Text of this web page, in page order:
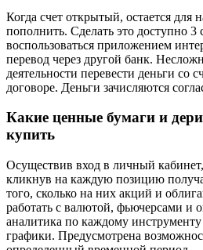
Когда счет открытый, остается для
пополнить. Сделать это доступно
воспользоваться приложением
перевод через другой банк.
деятельности перевести деньги со
договоре. Деньги зачисляются
Какие ценные бумаги и
купить
Осуществив вход в личный
кликнув на каждую позицию
того, сколько на них акций и
работать с валютой, фьючерсами и
аналитика по каждому
графики. Предусмотрена